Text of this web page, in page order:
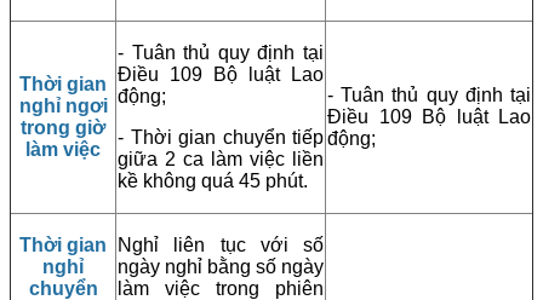
Thời gian
nghỉ ngơi
trong giờ
làm việc
- Tuân thủ quy định tại
Điều 109 Bộ luật Lao
động;
- Thời gian chuyển tiếp
giữa 2 ca làm việc liền
kề không quá 45 phút.
- Tuân thủ quy định tại
Điều 109 Bộ luật Lao
động;
Thời gian
nghỉ
chuyển
Nghỉ liên tục với số
ngày nghỉ bằng số ngày
làm việc trong phiên